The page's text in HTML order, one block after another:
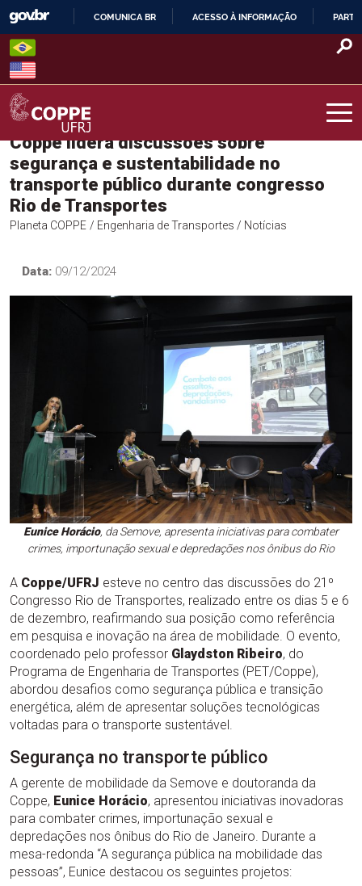
Skip
content
O
COMUNICA BR ACESSO À INFORMAÇÃO
COPPE – UFRJ
Coppe lidera discussões sobre
segurança e sustentabilidade no
transporte público durante congresso
Rio de Transportes
Planeta COPPE / Engenharia de Transportes / Notícias
Data: 09/12/2024
Eunice Horácio, da Semove, apresenta iniciativas para combater
crimes, importunação sexual e depredações nos ônibus do Rio
A Coppe/UFRJ esteve no centro das discussões do 21º
Congresso Rio de Transportes, realizado entre os dias 5 e 6
de dezembro, reafirmando sua posição como referência
em pesquisa e inovação na área de mobilidade. O evento,
coordenado pelo professor Glaydston Ribeiro, do
Programa de Engenharia de Transportes (PET/Coppe),
abordou desafios como segurança pública e transição
energética, além de apresentar soluções tecnológicas
voltadas para o transporte sustentável.
Segurança no transporte público
A gerente de mobilidade da Semove e doutoranda da
Coppe, Eunice Horácio, apresentou iniciativas inovadoras
para combater crimes, importunação sexual e
depredações nos ônibus do Rio de Janeiro. Durante a
mesa-redonda “A segurança pública na mobilidade das
pessoas”, Eunice destacou os seguintes projetos: